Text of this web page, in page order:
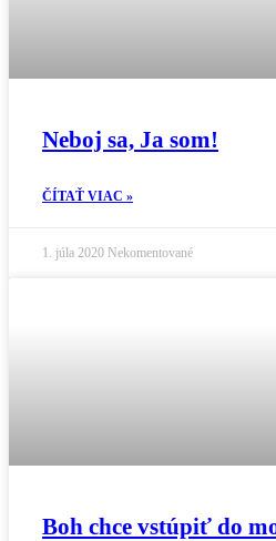
Neboj sa, Ja som!
ČÍTAŤ VIAC »
1. júla 2020 Nekomentované
Boh chce vstúpiť do